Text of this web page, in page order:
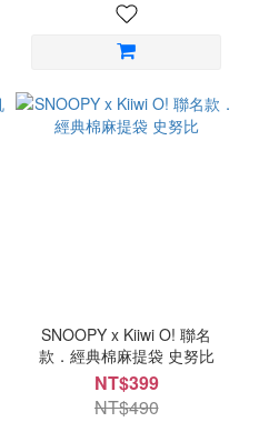
SNOOPY x Kiiwi O! 聯名
款．經典棉麻提袋 史努比
NT$399
NT$490